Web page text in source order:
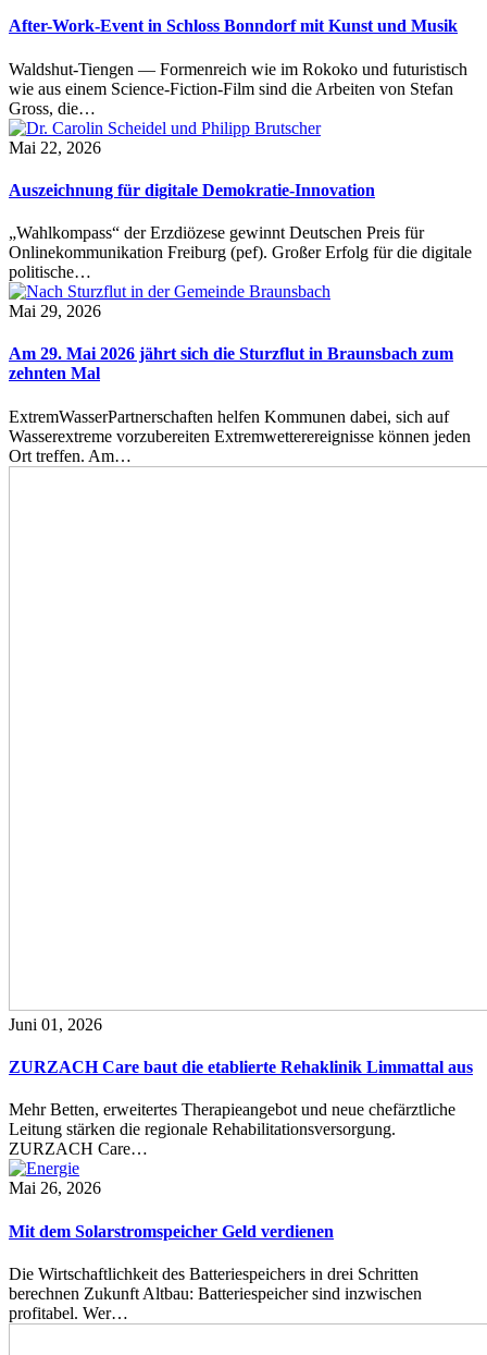
After-Work-Event in Schloss Bonndorf mit Kunst und Musik
Waldshut-Tiengen — Formenreich wie im Rokoko und futuristisch
wie aus einem Science-Fiction-Film sind die Arbeiten von Stefan
Gross, die…
Mai 22, 2026
Auszeichnung für digitale Demokratie-Innovation
„Wahlkompass“ der Erzdiözese gewinnt Deutschen Preis für
Onlinekommunikation Freiburg (pef). Großer Erfolg für die digitale
politische…
Mai 29, 2026
Am 29. Mai 2026 jährt sich die Sturzflut in Braunsbach zum
zehnten Mal
ExtremWasserPartnerschaften helfen Kommunen dabei, sich auf
Wasserextreme vorzubereiten Extremwetterereignisse können jeden
Ort treffen. Am…
Juni 01, 2026
ZURZACH Care baut die etablierte Rehaklinik Limmattal aus
Mehr Betten, erweitertes Therapieangebot und neue chefärztliche
Leitung stärken die regionale Rehabilitationsversorgung.
ZURZACH Care…
Mai 26, 2026
Mit dem Solarstromspeicher Geld verdienen
Die Wirtschaftlichkeit des Batteriespeichers in drei Schritten
berechnen Zukunft Altbau: Batteriespeicher sind inzwischen
profitabel. Wer…